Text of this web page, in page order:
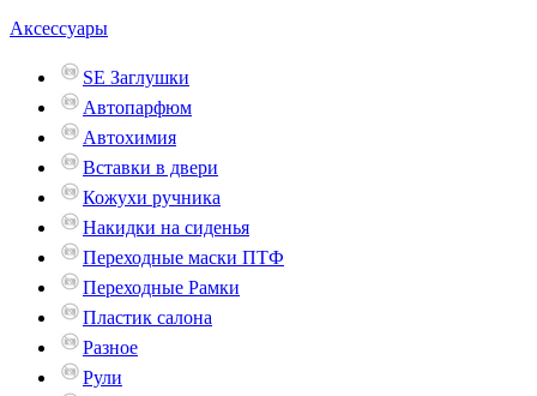
Аксессуары
SE Заглушки
Автопарфюм
Автохимия
Вставки в двери
Кожухи ручника
Накидки на сиденья
Переходные маски ПТФ
Переходные Рамки
Пластик салона
Разное
Рули